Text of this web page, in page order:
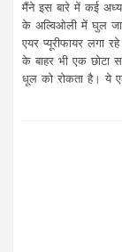
मैंने इस बारे में कई
के अल्विओली में घुल
एयर प्यूरीफायर लगा
के बाहर भी एक छोटा
धूल को रोकता है। ये